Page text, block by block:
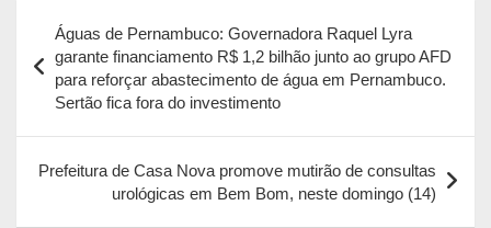
s
p
b
o
o
e
g
l
t
Navegação
de
Post
Águas de Pernambuco: Governadora Raquel Lyra
garante financiamento R$ 1,2 bilhão junto ao grupo AFD
para reforçar abastecimento de água em Pernambuco.
Sertão fica fora do investimento
Prefeitura de Casa Nova promove mutirão de consultas
urológicas em Bem Bom, neste domingo (14)